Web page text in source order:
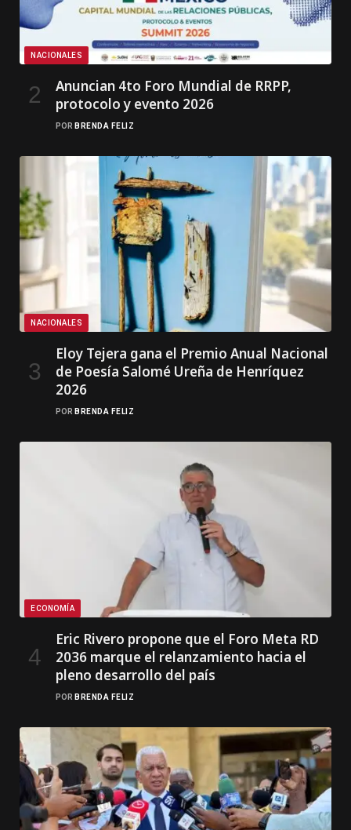
NACIONALES
Anuncian 4to Foro Mundial de RRPP,
protocolo y evento 2026
POR BRENDA FELIZ
NACIONALES
Eloy Tejera gana el Premio Anual Nacional
de Poesía Salomé Ureña de Henríquez
2026
POR BRENDA FELIZ
ECONOMÍA
Eric Rivero propone que el Foro Meta RD
2036 marque el relanzamiento hacia el
pleno desarrollo del país
POR BRENDA FELIZ